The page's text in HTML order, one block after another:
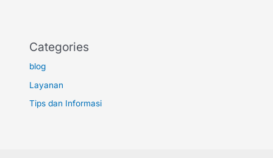
Categories
blog
Layanan
Tips dan Informasi